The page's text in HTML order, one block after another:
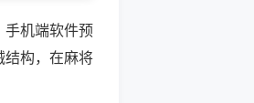
手机端软件预
结构，在麻将